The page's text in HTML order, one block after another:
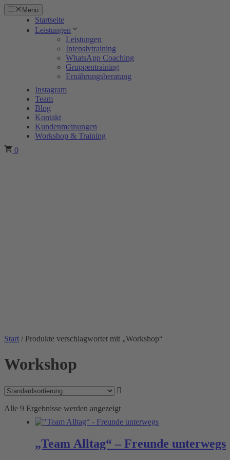
Zum
Inhalt
Menü
Startseite
Leistungen
Leistungen
Intensivtraining
WhatsApp Coaching
Gruppentraining
Ernährungsberatung
Instagram
Team
Blog
Kontakt
Kundenmeinungen
Workshop & Training
0
Start / Produkte verschlagwortet mit „Workshop“
Workshop
Alle 9 Ergebnisse werden angezeigt
„Team Alltag“ – Freunde unterwegs